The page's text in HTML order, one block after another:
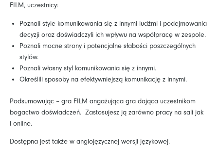
FILM, uczestnicy:
Poznali style komunikowania się z innymi ludźmi i podejmowania
decyzji oraz doświadczyli ich wpływu na współpracę w zespole.
Poznali mocne strony i potencjalne słabości poszczególnych
stylów.
Poznali własny styl komunikowania się z innymi.
Określili sposoby na efektywniejszą komunikację z innymi.
Podsumowując – gra FILM angażująca gra dająca uczestnikom
bogactwo doświadczeń. Zastosujesz ją zarówno pracy na sali jak
i online.
Dostępna jest także w anglojęzycznej wersji językowej.